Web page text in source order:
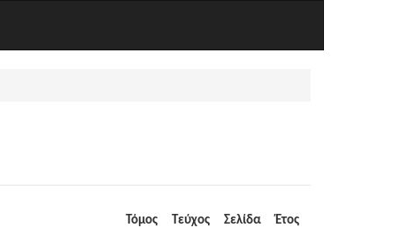
Τόμος Τεύχος Σελίδα Έτος